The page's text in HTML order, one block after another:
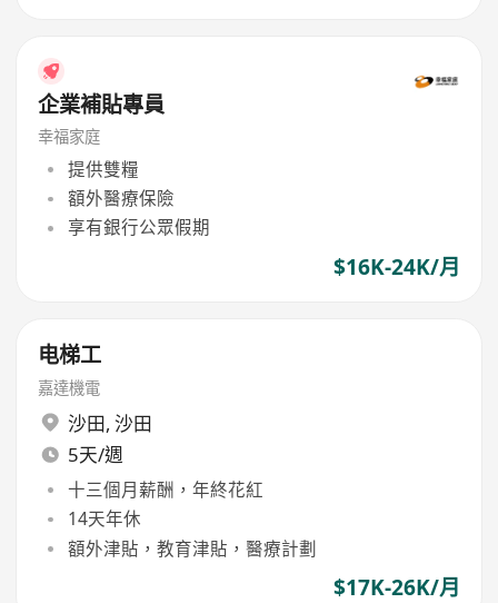
企業補貼專員
幸福家庭
提供雙糧
額外醫療保險
享有銀行公眾假期
$16K-24K/月
电梯工
嘉達機電
沙田, 沙田
5天/週
十三個月薪酬，年終花紅
14天年休
額外津貼，教育津貼，醫療計劃
$17K-26K/月